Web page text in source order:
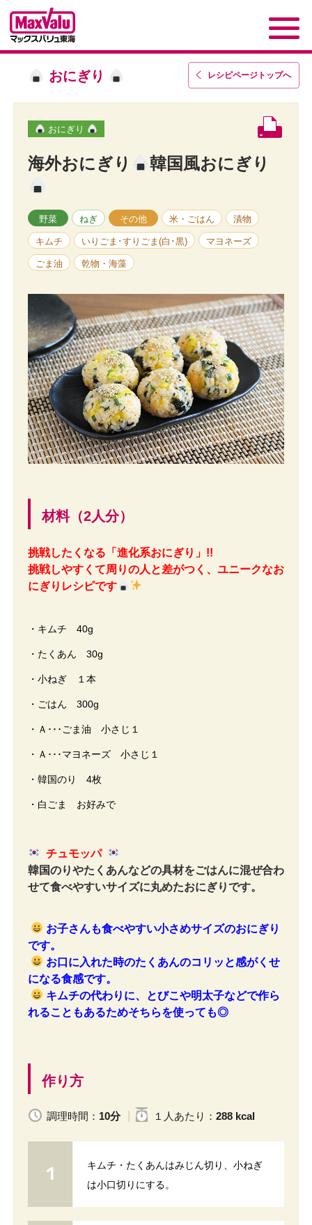
レシピページトップへ
おにぎり
おにぎり
海外おにぎり 韓国風おにぎり
野菜 ねぎ その他 米・ごはん 漬物
キムチ いりごま･すりごま(白･黒) マヨネーズ
ごま油 乾物・海藻
材料（2人分）
挑戦したくなる「進化系おにぎり」!!
挑戦しやすくて周りの人と差がつく、ユニークなお
にぎりレシピです
・キムチ 40g
・たくあん 30g
・小ねぎ １本
・ごはん 300g
・Ａ･･･ごま油 小さじ１
・Ａ･･･マヨネーズ 小さじ１
・韓国のり 4枚
・白ごま お好みで
チュモッパ
韓国のりやたくあんなどの具材をごはんに混ぜ合わ
せて食べやすいサイズに丸めたおにぎりです。
お子さんも食べやすい小さめサイズのおにぎり
です。
お口に入れた時のたくあんのコリッと感がくせ
になる食感です。
キムチの代わりに、とびこや明太子などで作ら
れることもあるためそちらを使っても◎
作り方
調理時間： 10分 １人 あたり ： 288 kcal
キムチ・たくあんはみじん切り、小ねぎ
は小口切りにする。